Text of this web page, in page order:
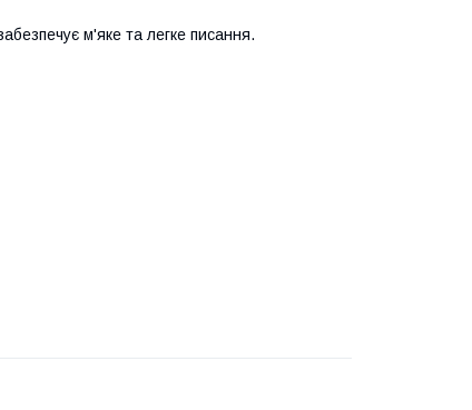
м'яке та легке писання.